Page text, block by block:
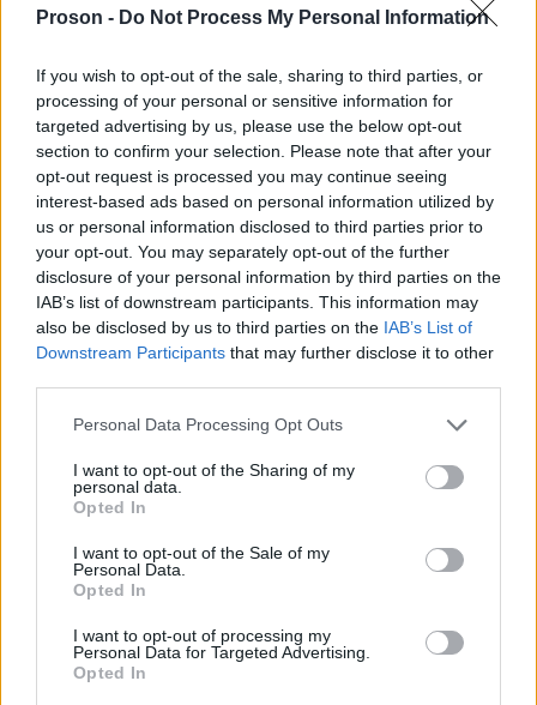
Proson - Do Not Process My Personal Information
If you wish to opt-out of the sale, sharing to third parties, or
processing of your personal or sensitive information for
targeted advertising by us, please use the below opt-out
section to confirm your selection. Please note that after your
opt-out request is processed you may continue seeing
interest-based ads based on personal information utilized by
us or personal information disclosed to third parties prior to
your opt-out. You may separately opt-out of the further
disclosure of your personal information by third parties on the
IAB’s list of downstream participants. This information may
also be disclosed by us to third parties on the IAB’s List of
Downstream Participants that may further disclose it to other
Please note that this website/app uses one or more Google
not limited to your visit or usage behaviour. You may click to
grant or deny consent to Google and its third-party tags to
use your data for below specified purposes in below Google
consent section.
Personal Data Processing Opt Outs
I want to opt-out of the Sharing of my
personal data.
Opted In
I want to opt-out of the Sale of my
Personal Data.
Opted In
I want to opt-out of processing my
Personal Data for Targeted Advertising.
Opted In
εκπαιδευτικοί φαίνεται πως θα απολαύσουνακόμη
ακαδημαϊκό έτος, εξαιτίας τωνευρωεκλογών του
2024.
Έτσι, τα σχολεία θα παραμείνουνκλειστά δύο
ημέρες τον Ιούνιο, συγκεκριμένα τηνΠαρασκευή
7 Ιουνίουκαι τηνΔευτέρα 10 Ιουνίου 2024,
προκειμένου να διεξαχθούν οι εν λόγω εκλογές,
καθώς η ψηφοφορία γίνεται σε αυτά.
ΑΣΕΠ: Πιστοποίηση Αγγλικών σε
μόνο 2 ημέρες στα χέρια σας
ΑΣΕΠ: Εξ αποστάσεως η πιο Εύκολη
Πιστοποίηση Υπολογιστών σε 2